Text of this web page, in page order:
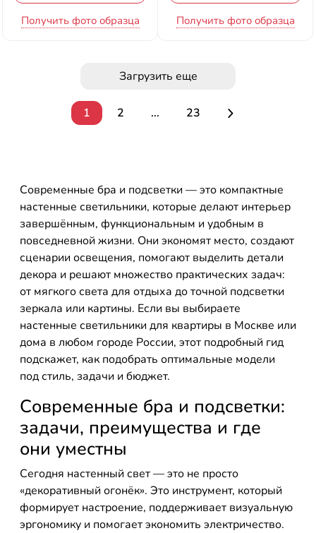
Получить фото образца Получить фото образца
Загрузить еще
1 2 ... 23
Современные бра и подсветки — это компактные
настенные светильники, которые делают интерьер
завершённым, функциональным и удобным в
повседневной жизни. Они экономят место, создают
сценарии освещения, помогают выделить детали
декора и решают множество практических задач:
от мягкого света для отдыха до точной подсветки
зеркала или картины. Если вы выбираете
настенные светильники для квартиры в Москве или
дома в любом городе России, этот подробный гид
подскажет, как подобрать оптимальные модели
под стиль, задачи и бюджет.
Современные бра и подсветки:
задачи, преимущества и где
они уместны
Сегодня настенный свет — это не просто
«декоративный огонёк». Это инструмент, который
формирует настроение, поддерживает визуальную
эргономику и помогает экономить электричество.